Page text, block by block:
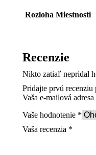
Rozloha Miestnosti
Recenzie
Nikto zatiaľ nepridal
Pridajte prvú
Vaša e-mailová
Vaše hodnotenie *
Vaša recenzia *